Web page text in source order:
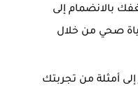
بالانضمام إلى
صحي من خلال
أمثلة من تجربتك